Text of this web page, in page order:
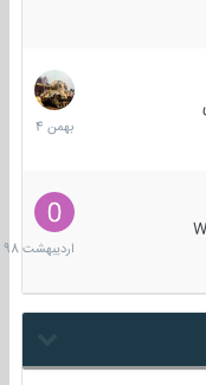
30
بهمن
1404
10
1398